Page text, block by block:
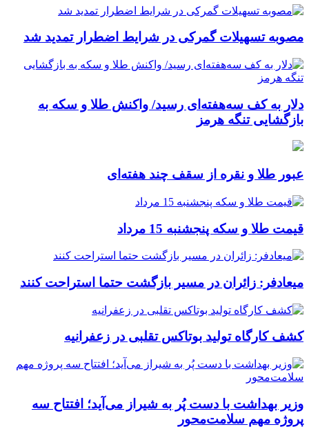
مصوبه تسهیلات گمرکی در شرایط اضطرار تمدید شد
دلار به کف سه‌هفته‌ای رسید/ واکنش طلا و سکه به
بازگشایی تنگه هرمز
عبور طلا و نقره از سقف چند هفته‌ای
قیمت طلا و سکه پنجشنبه 15 مرداد
میعادفر: زائران در مسیر بازگشت حتما استراحت کنند
کشف کارگاه تولید بوتاکس تقلبی در زعفرانیه
وزیر بهداشت با دست پُر به شیراز می‌آید؛ افتتاح سه
پروژه مهم سلامت‌محور